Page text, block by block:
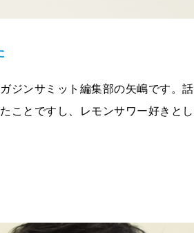
ジンサミット編集部の矢嶋です。
ことですし、レモンサワー好きと